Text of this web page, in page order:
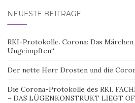
NEUESTE BEITRÄGE
RKI-Protokolle. Corona: Das Märchen
Ungeimpften“
Der nette Herr Drosten und die
Die Corona-Protokolle des RKI.
– DAS LÜGENKONSTRUKT LIEGT